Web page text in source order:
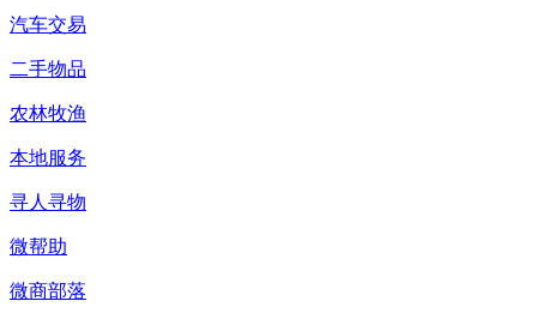
汽车交易
二手物品
农林牧渔
本地服务
寻人寻物
微帮助
微商部落